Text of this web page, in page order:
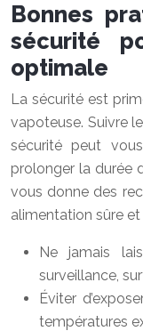
Bonnes
sécurité
optimale
La sécurité est
vapoteuse. Suivre
sécurité peut
prolonger la durée
vous donne des
alimentation sûre et
Ne jamais
surveillance,
Éviter
températures